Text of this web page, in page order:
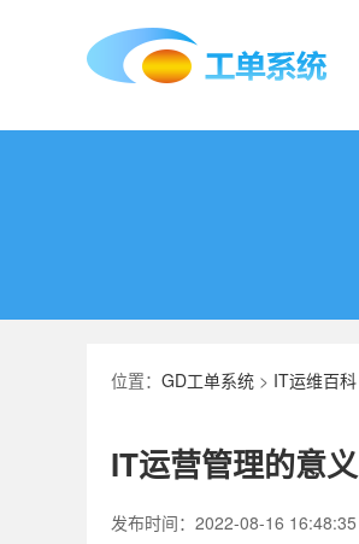
位置： GD工单系统 > IT运维百科
IT运营管理的意义
发布时间：2022-08-16 16:48:35